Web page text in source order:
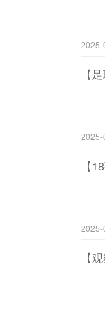
2025-
【
2025-
【
2025-
【